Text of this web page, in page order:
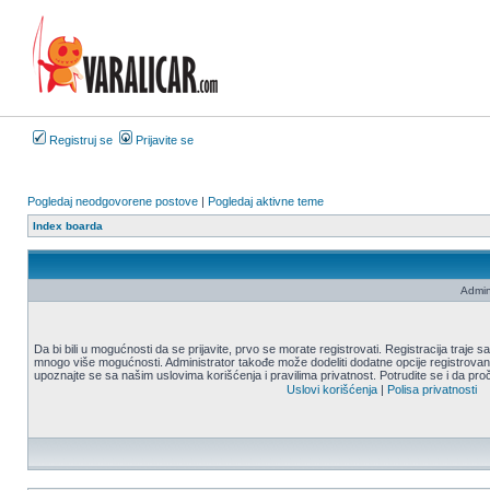
Registruj se Prijavite se
Pogledaj neodgovorene postove | Pogledaj aktivne teme
Index boarda
Da bi bili u mogućnosti da se prijavite, prvo se morate registrovati. Registracija traje
mnogo više mogućnosti. Administrator takođe može dodeliti dodatne opcije
upoznajte se sa našim uslovima korišćenja i pravilima privatnost. Potrudite se i da
Uslovi korišćenja| Polisa privatnosti